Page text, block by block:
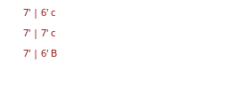
7'| 6' c
7'| 7' c
7'| 6' B